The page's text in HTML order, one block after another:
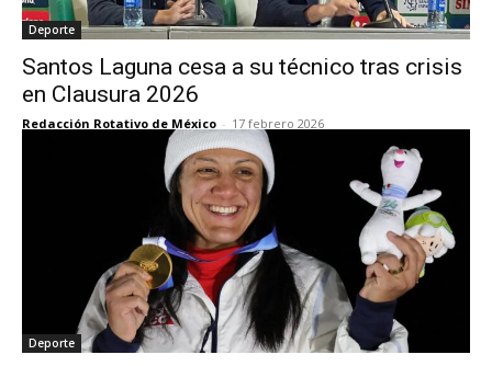
Deporte
Santos Laguna cesa a su técnico tras crisis
en Clausura 2026
Redacción Rotativo de México - 17 febrero 2026
Deporte